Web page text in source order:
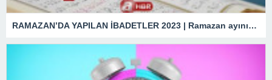
RAMAZAN’DA YAPILAN İBADETLER 2023 | Ramazan ayının ilk günü hangi ibadetler yapılmalı? Kılınacak namazlar, okunacak sureler…